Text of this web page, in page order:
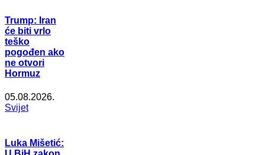
Trump: Iran
će biti vrlo
teško
pogođen ako
ne otvori
Hormuz
05.08.2026.
Svijet
Luka Mišetić: